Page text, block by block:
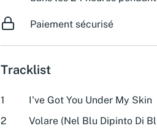
Paiement sécurisé
Tracklist
1 I've Got You Under My Skin
2
Volare (Nel Blu Dipinto Di